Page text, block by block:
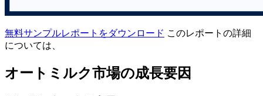
無料サンプルレポートをダウンロード このレポートの詳細
については、
オートミルク市場の成長要因